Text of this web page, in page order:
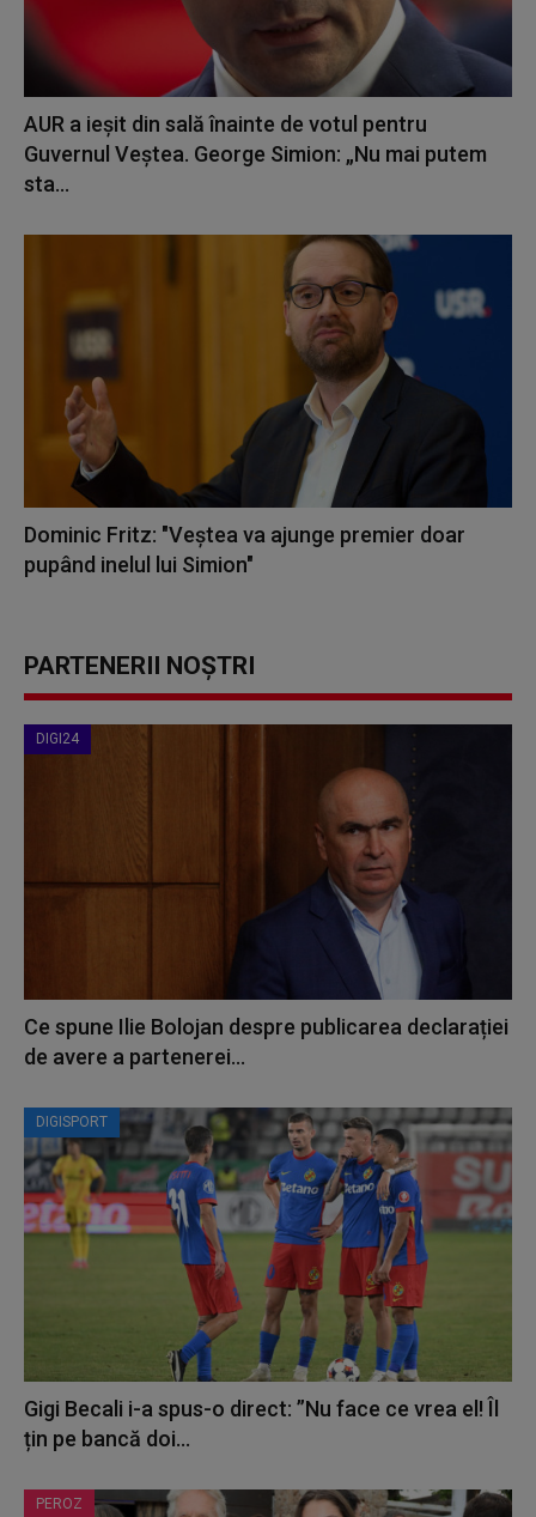
AUR a ieșit din sală înainte de votul pentru
Guvernul Veștea. George Simion: „Nu mai putem
sta...
Dominic Fritz: "Veştea va ajunge premier doar
pupând inelul lui Simion"
PARTENERII NOȘTRI
DIGI24
Ce spune Ilie Bolojan despre publicarea declarației
de avere a partenerei...
DIGISPORT
Gigi Becali i-a spus-o direct: ”Nu face ce vrea el! Îl
țin pe bancă doi...
PEROZ